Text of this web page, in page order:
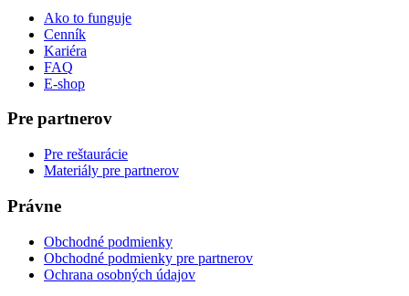
Ako to funguje
Cenník
Kariéra
FAQ
E-shop
Pre partnerov
Pre reštaurácie
Materiály pre partnerov
Právne
Obchodné podmienky
Obchodné podmienky pre partnerov
Ochrana osobných údajov